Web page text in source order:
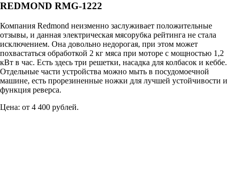
REDMOND RMG-1222
Компания Redmond неизменно заслуживает положительные
отзывы, и данная электрическая мясорубка рейтинга не стала
исключением. Она довольно недорогая, при этом может
похвастаться обработкой 2 кг мяса при моторе с мощностью 1,2
кВт в час. Есть здесь три решетки, насадка для колбасок и кеббе.
Отдельные части устройства можно мыть в посудомоечной
машине, есть прорезиненные ножки для лучшей устойчивости и
функция реверса.
Цена: от 4 400 рублей.